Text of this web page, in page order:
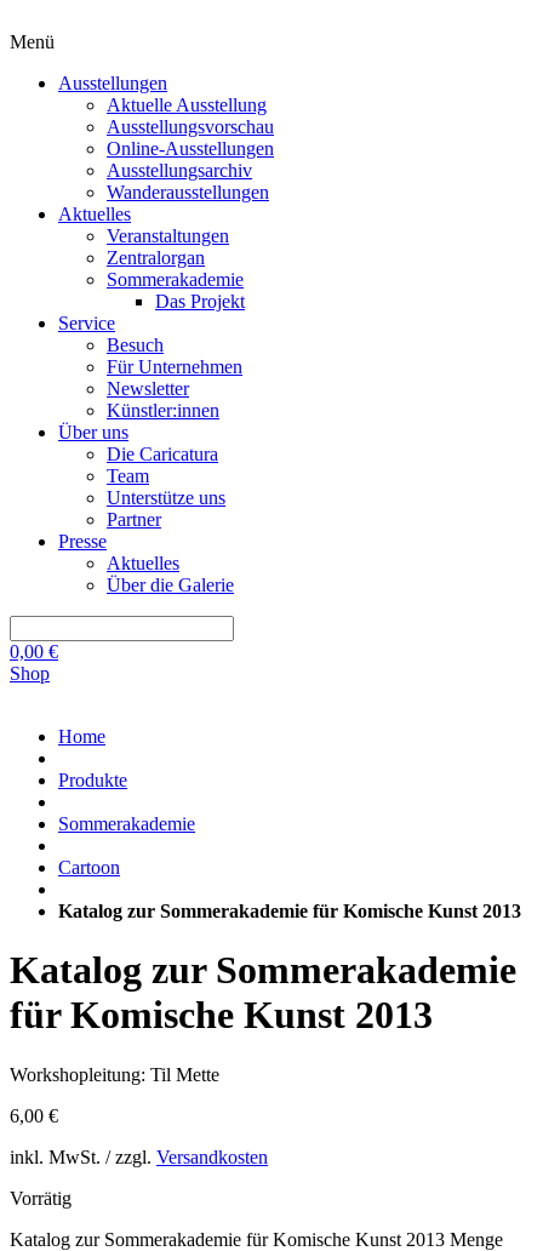
Menü
Ausstellungen
Aktuelle Ausstellung
Ausstellungsvorschau
Online-Ausstellungen
Ausstellungsarchiv
Wanderausstellungen
Aktuelles
Veranstaltungen
Zentralorgan
Sommerakademie
Das Projekt
Service
Besuch
Für Unternehmen
Newsletter
Künstler:innen
Über uns
Die Caricatura
Team
Unterstütze uns
Partner
Presse
Aktuelles
Über die Galerie
0,00 €
Shop
Home
Produkte
Sommerakademie
Cartoon
Katalog zur Sommerakademie für Komische Kunst 2013
Katalog zur Sommerakademie
für Komische Kunst 2013
Workshopleitung: Til Mette
6,00 €
inkl. MwSt. / zzgl. Versandkosten
Vorrätig
Katalog zur Sommerakademie für Komische Kunst 2013 Menge